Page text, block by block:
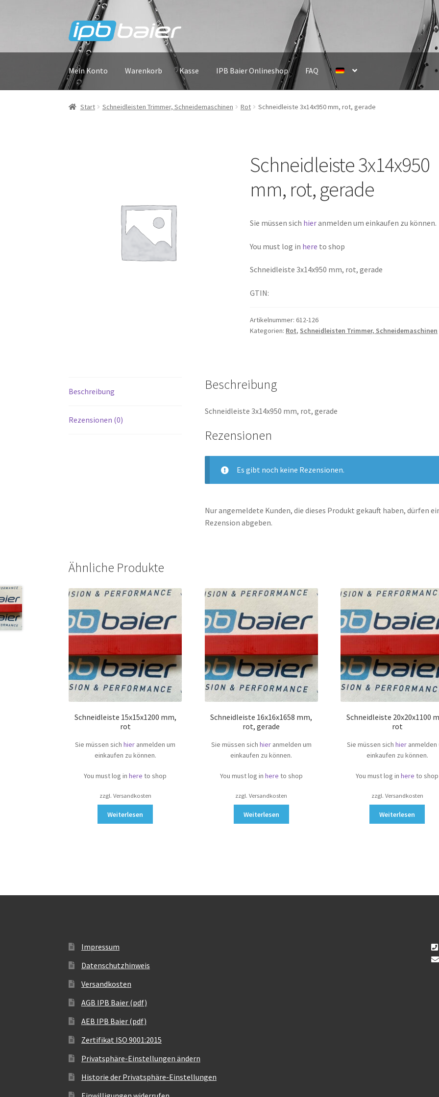
Zur
Navigation
springen
Zum
Inhalt
springen
Mein Konto Warenkorb Kasse IPB Baier Onlineshop FAQ
Start Schneidleisten Trimmer, Schneidemaschinen Rot Schneidleiste 3x14x950 mm, rot, gerade
Schneidleiste 3x14x950
mm, rot, gerade
Sie müssen sich hieranmelden um einkaufen zu können.
You must log in here to shop
Schneidleiste 3x14x950 mm, rot, gerade
GTIN:
Artikelnummer: 612-126
Kategorien: Rot, Schneidleisten Trimmer, Schneidemaschinen
Beschreibung
Rezensionen (0)
Beschreibung
Schneidleiste 3x14x950 mm, rot, gerade
Rezensionen
Es gibt noch keine Rezensionen.
Nur angemeldete Kunden, die dieses Produkt gekauft haben, dürfen
Rezension abgeben.
Ähnliche Produkte
Schneidleiste 15x15x1200 mm,
rot
Sie müssen sichhier anmelden um
einkaufen zu können.
You must log inhereto shop
zzgl. Versandkosten
Weiterlesen
Schneidleiste 16x16x1658 mm,
rot, gerade
Sie müssen sich hieranmelden um
einkaufen zu können.
You must log in here to shop
zzgl. Versandkosten
Weiterlesen
Schneidleiste 20x20x1100
rot
Sie müssen sichhier anmelden
einkaufen zu können.
You must log inhereto shop
zzgl. Versandkosten
Weiterlesen
Impressum
Datenschutzhinweis
Versandkosten
AGB IPB Baier (pdf)
AEB IPB Baier (pdf)
Zertifikat ISO 9001:2015
Privatsphäre-Einstellungen ändern
Historie der Privatsphäre-Einstellungen